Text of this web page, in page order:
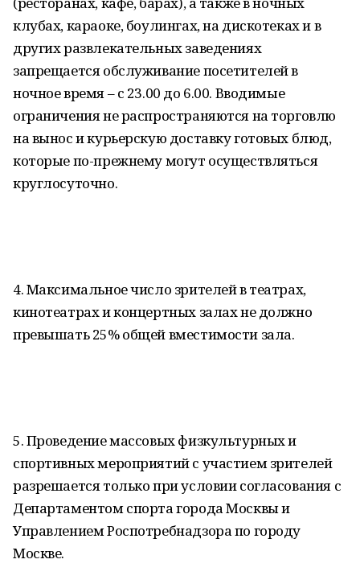
клубах, караоке, боулингах, на дискотеках и в
других развлекательных заведениях
запрещается обслуживание посетителей в
ночное время – с 23.00 до 6.00. Вводимые
ограничения не распространяются на торговлю
на вынос и курьерскую доставку готовых блюд,
которые по-прежнему могут осуществляться
круглосуточно.
4. Максимальное число зрителей в театрах,
кинотеатрах и концертных залах не должно
превышать 25% общей вместимости зала.
5. Проведение массовых физкультурных и
спортивных мероприятий с участием зрителей
разрешается только при условии согласования с
Департаментом спорта города Москвы и
Управлением Роспотребнадзора по городу
Москве.